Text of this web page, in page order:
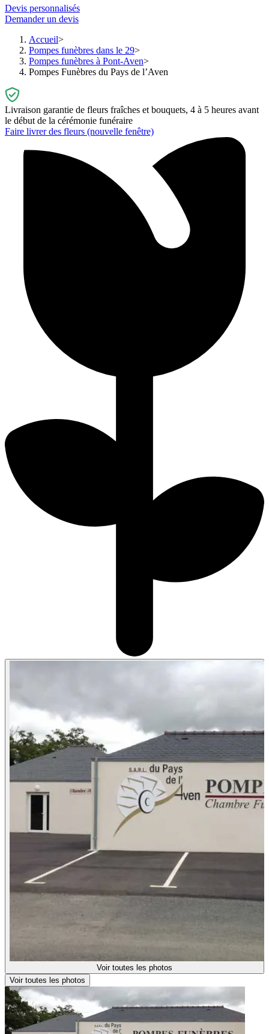
Devis personnalisés
Demander un devis
Accueil
Pompes funèbres dans le 29
Pompes funèbres à Pont-Aven
Pompes Funèbres du Pays de l’Aven
Livraison garantie de fleurs fraîches et bouquets, 4 à 5 heures avant
le début de la cérémonie funéraire
Faire livrer des fleurs (nouvelle fenêtre)
Voir toutes les photos
Voir toutes les photos